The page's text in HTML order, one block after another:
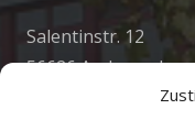
Salentinstr. 12
56626 Andernach